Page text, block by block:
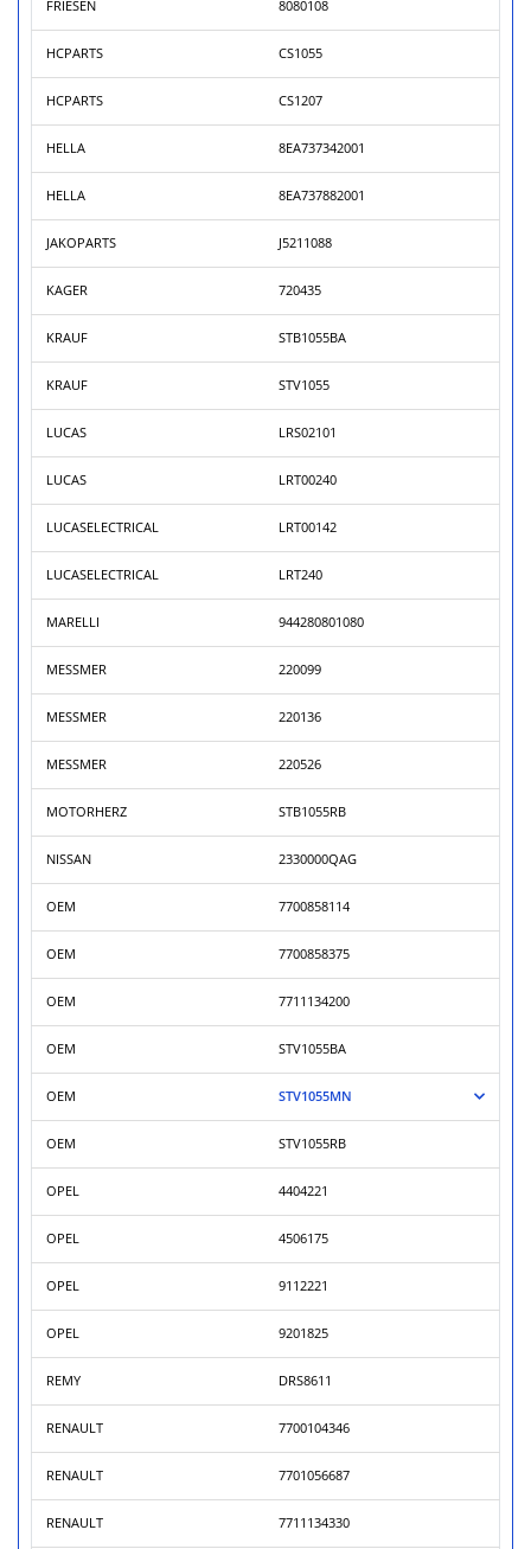
FRIESEN 8080108
HCPARTS CS1055
HCPARTS CS1207
HELLA 8EA737342001
HELLA 8EA737882001
JAKOPARTS J5211088
KAGER 720435
KRAUF STB1055BA
KRAUF STV1055
LUCAS LRS02101
LUCAS LRT00240
LUCASELECTRICAL LRT00142
LUCASELECTRICAL LRT240
MARELLI 944280801080
MESSMER 220099
MESSMER 220136
MESSMER 220526
MOTORHERZ STB1055RB
NISSAN 2330000QAG
OEM 7700858114
OEM 7700858375
OEM 7711134200
OEM STV1055BA
OEM STV1055MN
OEM STV1055RB
OPEL 4404221
OPEL 4506175
OPEL 9112221
OPEL 9201825
REMY DRS8611
RENAULT 7700104346
RENAULT 7701056687
RENAULT 7711134330